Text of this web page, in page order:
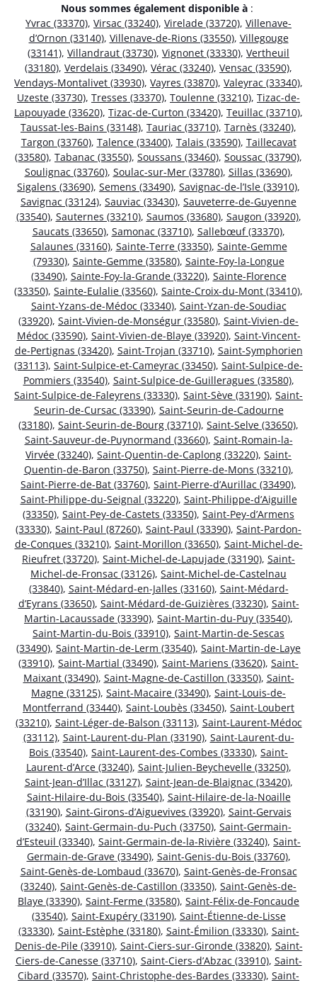
Nous sommes également disponible à :
Yvrac (33370), Virsac (33240), Virelade (33720), Villenave-
d’Ornon (33140), Villenave-de-Rions (33550), Villegouge
(33141), Villandraut (33730), Vignonet (33330), Vertheuil
(33180), Verdelais (33490), Vérac (33240), Vensac (33590),
Vendays-Montalivet (33930), Vayres (33870), Valeyrac (33340),
Uzeste (33730), Tresses (33370), Toulenne (33210), Tizac-de-
Lapouyade (33620), Tizac-de-Curton (33420), Teuillac (33710),
Taussat-les-Bains (33148), Tauriac (33710), Tarnès (33240),
Targon (33760), Talence (33400), Talais (33590), Taillecavat
(33580), Tabanac (33550), Soussans (33460), Soussac (33790),
Soulignac (33760), Soulac-sur-Mer (33780), Sillas (33690),
Sigalens (33690), Semens (33490), Savignac-de-l’Isle (33910),
Savignac (33124), Sauviac (33430), Sauveterre-de-Guyenne
(33540), Sauternes (33210), Saumos (33680), Saugon (33920),
Saucats (33650), Samonac (33710), Sallebœuf (33370),
Salaunes (33160), Sainte-Terre (33350), Sainte-Gemme
(79330), Sainte-Gemme (33580), Sainte-Foy-la-Longue
(33490), Sainte-Foy-la-Grande (33220), Sainte-Florence
(33350), Sainte-Eulalie (33560), Sainte-Croix-du-Mont (33410),
Saint-Yzans-de-Médoc (33340), Saint-Yzan-de-Soudiac
(33920), Saint-Vivien-de-Monségur (33580), Saint-Vivien-de-
Médoc (33590), Saint-Vivien-de-Blaye (33920), Saint-Vincent-
de-Pertignas (33420), Saint-Trojan (33710), Saint-Symphorien
(33113), Saint-Sulpice-et-Cameyrac (33450), Saint-Sulpice-de-
Pommiers (33540), Saint-Sulpice-de-Guilleragues (33580),
Saint-Sulpice-de-Faleyrens (33330), Saint-Sève (33190), Saint-
Seurin-de-Cursac (33390), Saint-Seurin-de-Cadourne
(33180), Saint-Seurin-de-Bourg (33710), Saint-Selve (33650),
Saint-Sauveur-de-Puynormand (33660), Saint-Romain-la-
Virvée (33240), Saint-Quentin-de-Caplong (33220), Saint-
Quentin-de-Baron (33750), Saint-Pierre-de-Mons (33210),
Saint-Pierre-de-Bat (33760), Saint-Pierre-d’Aurillac (33490),
Saint-Philippe-du-Seignal (33220), Saint-Philippe-d’Aiguille
(33350), Saint-Pey-de-Castets (33350), Saint-Pey-d’Armens
(33330), Saint-Paul (87260), Saint-Paul (33390), Saint-Pardon-
de-Conques (33210), Saint-Morillon (33650), Saint-Michel-de-
Rieufret (33720), Saint-Michel-de-Lapujade (33190), Saint-
Michel-de-Fronsac (33126), Saint-Michel-de-Castelnau
(33840), Saint-Médard-en-Jalles (33160), Saint-Médard-
d’Eyrans (33650), Saint-Médard-de-Guizières (33230), Saint-
Martin-Lacaussade (33390), Saint-Martin-du-Puy (33540),
Saint-Martin-du-Bois (33910), Saint-Martin-de-Sescas
(33490), Saint-Martin-de-Lerm (33540), Saint-Martin-de-Laye
(33910), Saint-Martial (33490), Saint-Mariens (33620), Saint-
Maixant (33490), Saint-Magne-de-Castillon (33350), Saint-
Magne (33125), Saint-Macaire (33490), Saint-Louis-de-
Montferrand (33440), Saint-Loubès (33450), Saint-Loubert
(33210), Saint-Léger-de-Balson (33113), Saint-Laurent-Médoc
(33112), Saint-Laurent-du-Plan (33190), Saint-Laurent-du-
Bois (33540), Saint-Laurent-des-Combes (33330), Saint-
Laurent-d’Arce (33240), Saint-Julien-Beychevelle (33250),
Saint-Jean-d’Illac (33127), Saint-Jean-de-Blaignac (33420),
Saint-Hilaire-du-Bois (33540), Saint-Hilaire-de-la-Noaille
(33190), Saint-Girons-d’Aiguevives (33920), Saint-Gervais
(33240), Saint-Germain-du-Puch (33750), Saint-Germain-
d’Esteuil (33340), Saint-Germain-de-la-Rivière (33240), Saint-
Germain-de-Grave (33490), Saint-Genis-du-Bois (33760),
Saint-Genès-de-Lombaud (33670), Saint-Genès-de-Fronsac
(33240), Saint-Genès-de-Castillon (33350), Saint-Genès-de-
Blaye (33390), Saint-Ferme (33580), Saint-Félix-de-Foncaude
(33540), Saint-Exupéry (33190), Saint-Étienne-de-Lisse
(33330), Saint-Estèphe (33180), Saint-Émilion (33330), Saint-
Denis-de-Pile (33910), Saint-Ciers-sur-Gironde (33820), Saint-
Ciers-de-Canesse (33710), Saint-Ciers-d’Abzac (33910), Saint-
Cibard (33570), Saint-Christophe-des-Bardes (33330), Saint-